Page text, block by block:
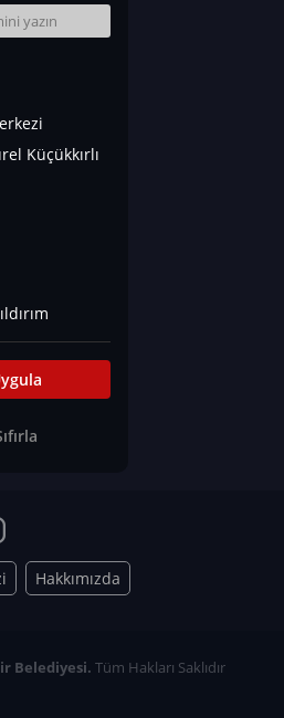
Küçükkırlı
Hakkımızda
Belediyesi. Tüm Hakları Saklıdır